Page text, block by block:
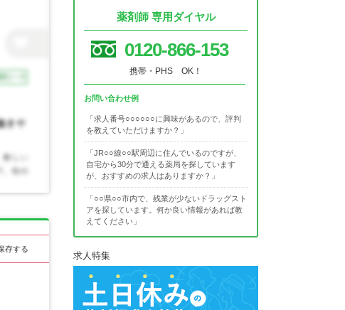
存する
薬剤師 専用ダイヤル
0120-866-153
携帯・PHS OK！
お問い合わせ例
「求人番号○○○○○○に興味があるので、評判
を教えていただけますか？」
「JR○○線○○駅周辺に住んでいるのですが、
自宅から30分で通える薬局を探しています
が、おすすめの求人はありますか？」
「○○県○○市内で、残業が少ないドラッグスト
アを探しています。何か良い情報があれば教
えてください」
求人特集